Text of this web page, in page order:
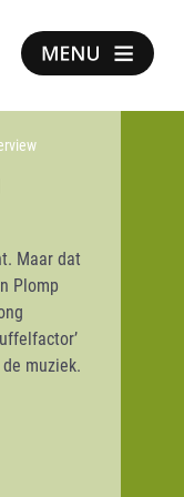
Show
notice
Maar dat
Plomp
muziek.